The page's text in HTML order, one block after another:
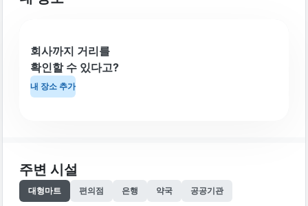
회사까지 거리를
확인할 수 있다고?
내 장소 추가
주변 시설
대형마트 편의점 은행 약국 공공기관